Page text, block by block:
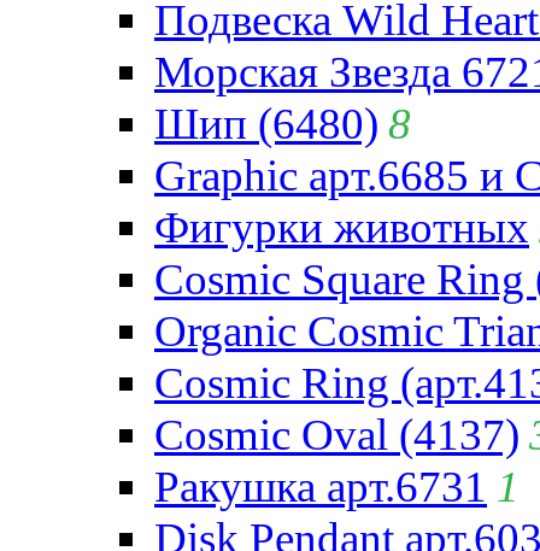
Подвеска Wild
Морская Звезда
Шип (6480) 8
Graphic арт.6685 и
Фигурки животных
Cosmic Square Ring
Organic Cosmic
Cosmic Ring
Cosmic Oval (4137)
Ракушка арт.6731 1
Disk Pendant